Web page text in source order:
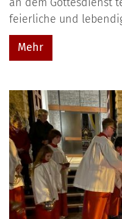
feierliche und
Mehr